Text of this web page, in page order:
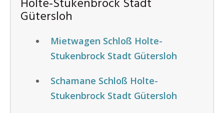
Holte-Stukenbrock Stadt
Gütersloh
Mietwagen Schloß Holte-
Stukenbrock Stadt Gütersloh
Schamane Schloß Holte-
Stukenbrock Stadt Gütersloh